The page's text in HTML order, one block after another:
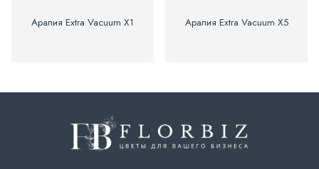
Аралия Extra Vacuum X1 Аралия Extra Vacuum X5